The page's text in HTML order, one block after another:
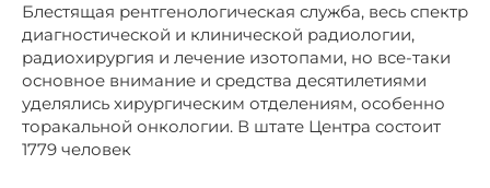
Блестящая рентгенологическая служба, весь спектр
диагностической и клинической радиологии,
радиохирургия и лечение изотопами, но все-таки
основное внимание и средства десятилетиями
уделялись хирургическим отделениям, особенно
торакальной онкологии. В штате Центра состоит
1779 человек